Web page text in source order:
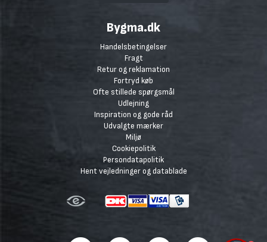
Bygma.dk
Handelsbetingelser
Fragt
Retur og reklamation
Fortryd køb
Ofte stillede spørgsmål
Udlejning
Inspiration og gode råd
Udvalgte mærker
Miljø
Cookiepolitik
Persondatapolitik
Hent vejledninger og datablade